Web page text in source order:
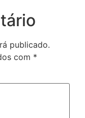
publicado.
com *